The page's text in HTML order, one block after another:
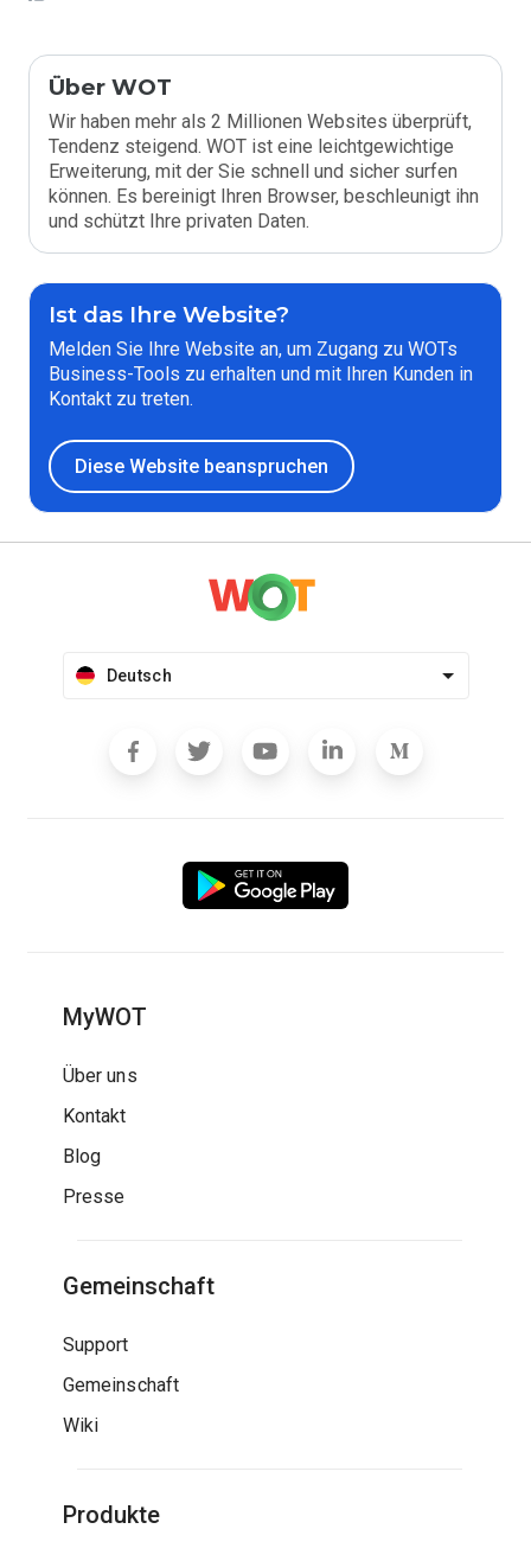
Über WOT
Wir haben mehr als 2 Millionen Websites überprüft,
Tendenz steigend. WOT ist eine leichtgewichtige
Erweiterung, mit der Sie schnell und sicher surfen
können. Es bereinigt Ihren Browser, beschleunigt ihn
und schützt Ihre privaten Daten.
Ist das Ihre Website?
Melden Sie Ihre Website an, um Zugang zu WOTs
Business-Tools zu erhalten und mit Ihren Kunden in
Kontakt zu treten.
Diese Website beanspruchen
Deutsch
MyWOT
Über uns
Kontakt
Blog
Presse
Gemeinschaft
Support
Gemeinschaft
Wiki
Produkte